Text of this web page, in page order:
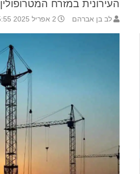
העירונית במזרח המטרופולין
לב בן אברהם 2 אפריל 2025 15:55